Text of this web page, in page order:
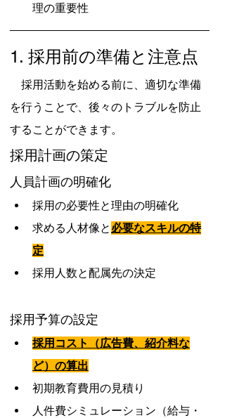
理の重要性
1. 採用前の準備と注意点
採用活動を始める前に、適切な準備
を行うことで、後々のトラブルを防止
することができます。
採用計画の策定
人員計画の明確化
採用の必要性と理由の明確化
求める人材像と 必要なスキルの特
定
採用人数と配属先の決定
採用予算の設定
採用コスト（広告費、紹介料な
ど）の算出
初期教育費用の見積り
人件費シミュレーション（給与・